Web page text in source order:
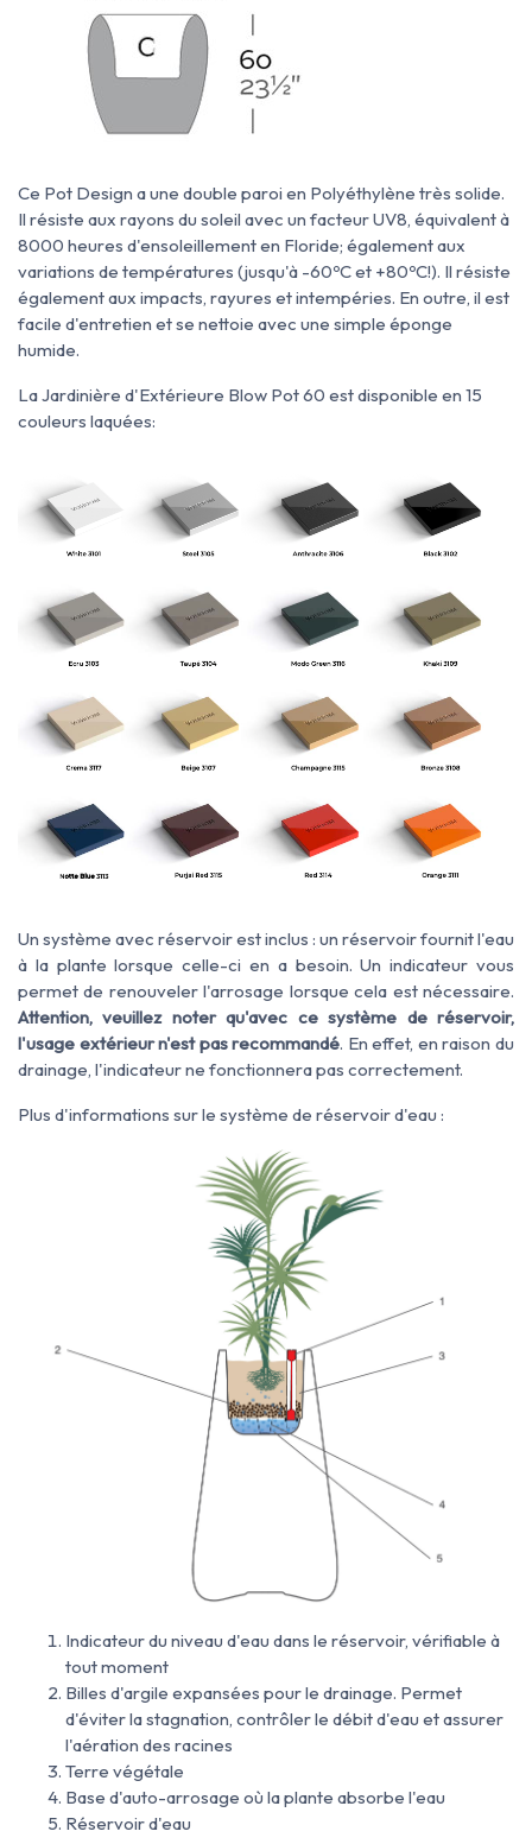
Ce Pot Design a une double paroi en Polyéthylène très solide.
Il résiste aux rayons du soleil avec un facteur UV8, équivalent à
8000 heures d'ensoleillement en Floride; également aux
variations de températures (jusqu'à -60ºC et +80ºC!). Il résiste
également aux impacts, rayures et intempéries. En outre, il est
facile d'entretien et se nettoie avec une simple éponge
humide.
La Jardinière d'Extérieure Blow Pot 60 est disponible en 15
couleurs laquées:
Un système avec réservoir est inclus : un réservoir fournit l'eau
à la plante lorsque celle-ci en a besoin. Un indicateur vous
permet de renouveler l'arrosage lorsque cela est nécessaire.
Attention, veuillez noter qu'avec ce système de réservoir,
l'usage extérieur n'est pas recommandé. En effet, en raison du
drainage, l'indicateur ne fonctionnera pas correctement.
Plus d'informations sur le système de réservoir d'eau :
Indicateur du niveau d'eau dans le réservoir, vérifiable à
tout moment
Billes d'argile expansées pour le drainage. Permet
d'éviter la stagnation, contrôler le débit d'eau et assurer
l'aération des racines
Terre végétale
Base d'auto-arrosage où la plante absorbe l'eau
Réservoir d'eau